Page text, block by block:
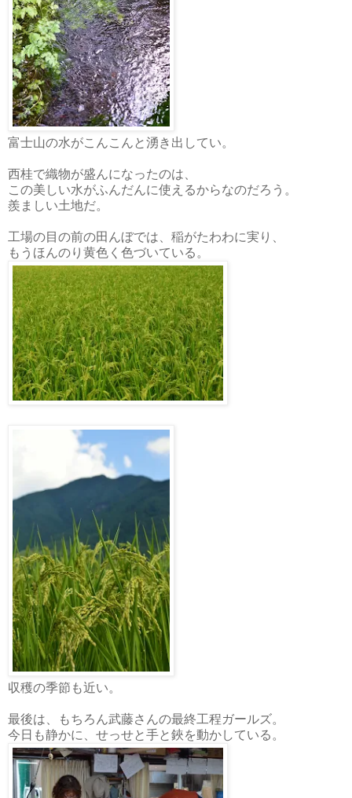
富士山の水がこんこんと湧き出してい。
西桂で織物が盛んになったのは、
この美しい水がふんだんに使えるからなのだろう。
羨ましい土地だ。
工場の目の前の田んぼでは、稲がたわわに実り、
もうほんのり黄色く色づいている。
収穫の季節も近い。
最後は、もちろん武藤さんの最終工程ガールズ。
今日も静かに、せっせと手と鋏を動かしている。